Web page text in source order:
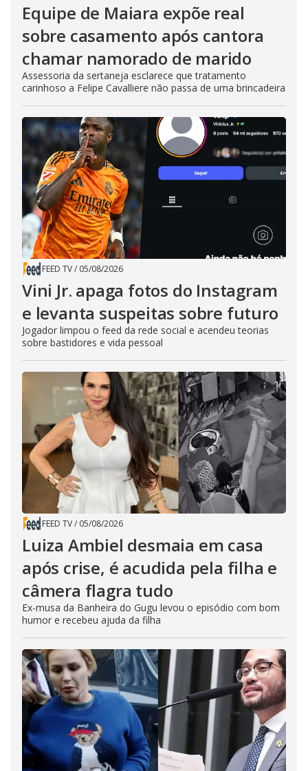
Equipe de Maiara expõe real
sobre casamento após cantora
chamar namorado de marido
Assessoria da sertaneja esclarece que tratamento
carinhoso a Felipe Cavalliere não passa de uma brincadeira
FEED TV/ 05/08/2026
Vini Jr. apaga fotos do Instagram
e levanta suspeitas sobre futuro
Jogador limpou o feed da rede social e acendeu teorias
sobre bastidores e vida pessoal
FEED TV/ 05/08/2026
Luiza Ambiel desmaia em casa
após crise, é acudida pela filha e
câmera flagra tudo
Ex-musa da Banheira do Gugu levou o episódio com bom
humor e recebeu ajuda da filha